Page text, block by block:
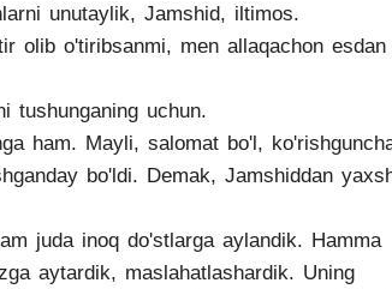
unutaylik, Jamshid, iltimos.
olib o'tiribsanmi, men allaqachon esdan
tushunganing uchun.
ham. Mayli, salomat bo'l,
bo'ldi. Demak, Jamshiddan
juda inoq do'stlarga aylandik. Hamma
aytardik, maslahatlashardik. Uning